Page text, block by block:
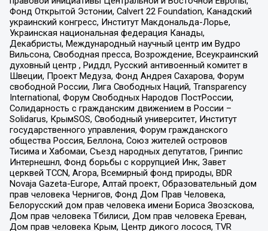
Фонд Открытой Эстонии, Calvert 22 Foundation, Канадский
украинский конгресс, Институт Макдональда-Лорье,
Украинская национальная федерация Канады,
Декабристы, Международный научный центр им Вудро
Вильсона, Свободная пресса, Возрождение, Всеукраинский
духовный центр , Риддл, Русский антивоенный комитет в
Швеции, Проект Медуза, Фонд Андрея Сахарова, Форум
свободной России, Лига Свободных Наций, Transparеncy
International, Форум Свободных Народов ПостРоссии,
Солидарность с гражданским движением в России –
Solidarus, КрымSOS, Свободный университет, Институт
государственного управления, Форум гражданского
общества Россия, Беллона, Союз жителей островов
Тисима и Хабомаи, Съезд народных депутатов, Гринпис
Интернешнл, Фонд борьбы с коррупцией Инк, Завет
церквей TCCN, Агора, Всемирный фонд природы, BDR
Novaja Gazeta-Europe, Алтай проект, Образовательный дом
прав человека Чернигов, Фонд Дом Прав Человека,
Белорусский дом прав человека имени Бориса Звозскова,
Дом прав человека Тбилиси, Дом прав человека Ереван,
Дом прав человека Крым, Центр дикого лосося, TVR